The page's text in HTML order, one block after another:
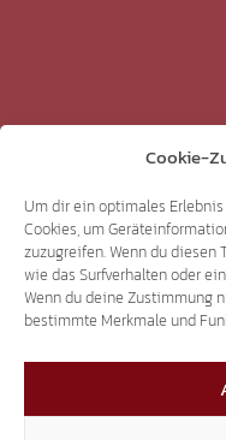
Cookie-
Um dir ein optimales
Cookies, um
zuzugreifen. Wenn du diesen
wie das Surfverhalten oder
Wenn du deine Zustimmung
bestimmte Merkmale und